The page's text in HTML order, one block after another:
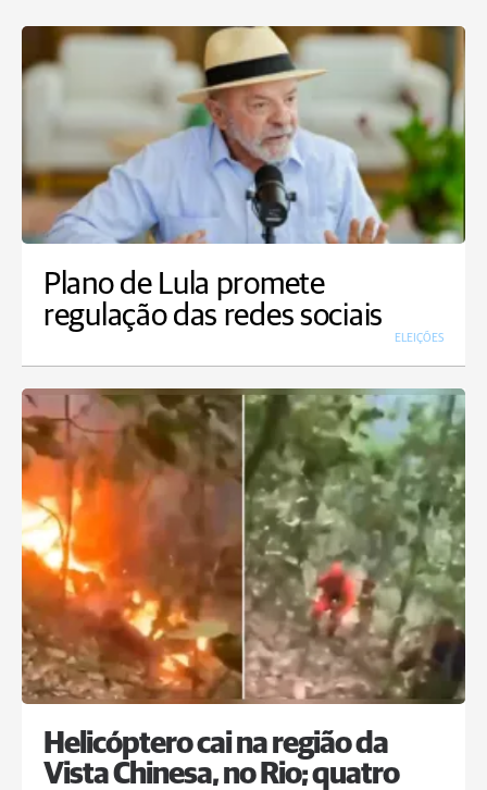
Plano de Lula promete
regulação das redes sociais
ELEIÇÕES
Helicóptero cai na região da
Vista Chinesa, no Rio; quatro